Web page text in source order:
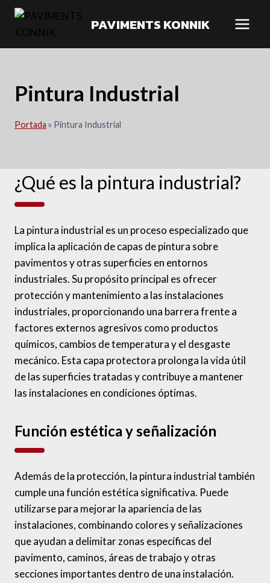
PAVIMENTS KONNIK
Pintura Industrial
Portada » Pintura Industrial
¿Qué es la pintura industrial?
La pintura industrial es un proceso especializado que
implica la aplicación de capas de pintura sobre
pavimentos y otras superficies en entornos
industriales. Su propósito principal es ofrecer
protección y mantenimiento a las instalaciones
industriales, proporcionando una barrera frente a
factores externos agresivos como productos
químicos, cambios de temperatura y el desgaste
mecánico. Esta capa protectora prolonga la vida útil
de las superficies tratadas y contribuye a mantener
las instalaciones en condiciones óptimas.
Función estética y señalización
Además de la protección, la pintura industrial también
cumple una función estética significativa. Puede
utilizarse para mejorar la apariencia de las
instalaciones, combinando colores y señalizaciones
que ayudan a delimitar zonas específicas del
pavimento, caminos, áreas de trabajo y otras
secciones importantes dentro de una instalación.